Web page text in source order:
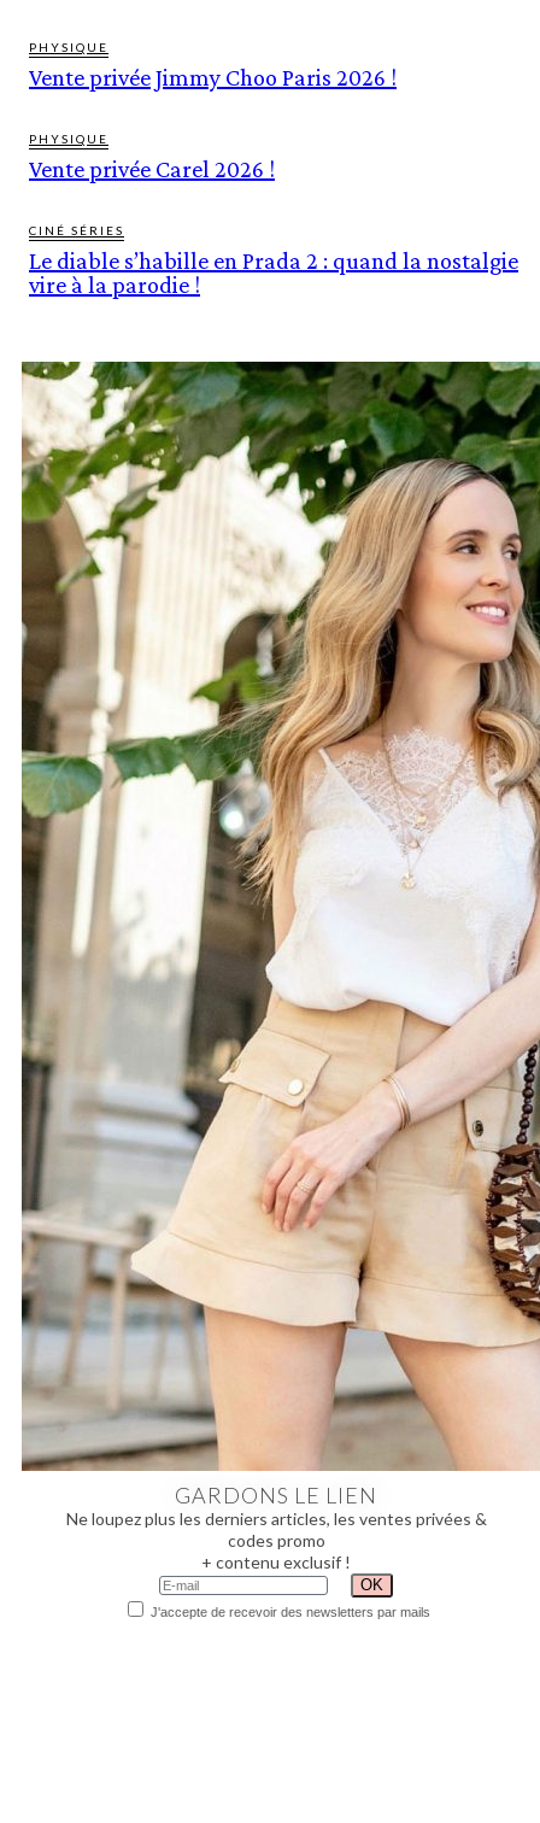
PHYSIQUE
Vente privée Jimmy Choo Paris 2026 !
PHYSIQUE
Vente privée Carel 2026 !
CINÉ SÉRIES
Le diable s’habille en Prada 2 : quand la nostalgie
vire à la parodie !
GARDONS LE LIEN
Ne loupez plus les derniers articles, les ventes privées &
codes promo
+ contenu exclusif !
J'accepte de recevoir des newsletters par mails